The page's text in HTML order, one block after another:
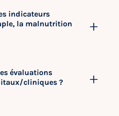
indicateurs
la malnutrition
évaluations
cliniques ?